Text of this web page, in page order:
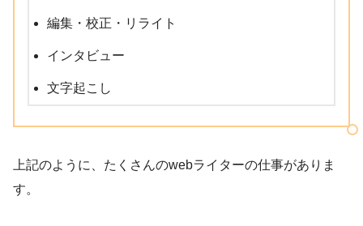
編集・校正・リライト
インタビュー
文字起こし
上記のように、たくさんのwebライターの仕事がありま
す。